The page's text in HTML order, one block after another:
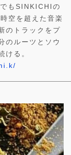
もSINKICHIの
空を超えた音楽
のトラックをプ
のルーツとソウ
ける。